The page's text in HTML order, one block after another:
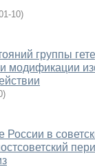
10)
группы
модификации
)
России в